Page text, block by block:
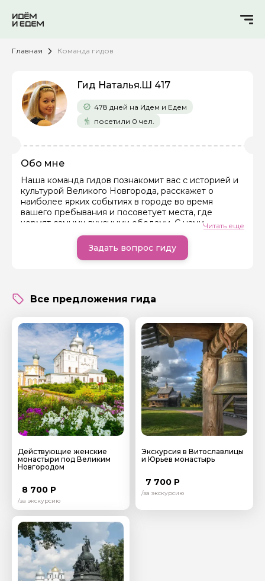
Главная Команда гидов
Гид Наталья.Ш 417
478 дней на Идем и Едем
посетили 0 чел.
Обо мне
Наша команда гидов познакомит вас с историей и
культурой Великого Новгорода, расскажет о
наиболее ярких событиях в городе во время
вашего пребывания и посоветует места, где
кормят самыми вкусными обедами. С нами
сотрудничают лучшие экскурсоводы и
транспортные организации города. Мы всегда на
Читать еще
Задать вопрос гиду
Все предложения гида
Действующие женские
монастыри под Великим
Новгородом
8 700 Р
/за экскурсию
Экскурсия в Витославлицы
и Юрьев монастырь
7 700 Р
/за экскурсию
Задайте свой вопрос гиду
Как вас зовут
Ваша электронная почта
Ваш номер телефона
Вопросы и комментарии
Если у вас есть интересующие вопросы, можете их
задать
Я даю своё согласие на обработку персональных
данных